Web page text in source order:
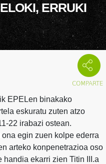
ERRUKI
EPELen binakako
eskuratu zuten atzo
22 irabazi ostean.
egin zuen kolpe ederra
arteko konpenetrazioa oso
handia ekarri zien Titin III.a